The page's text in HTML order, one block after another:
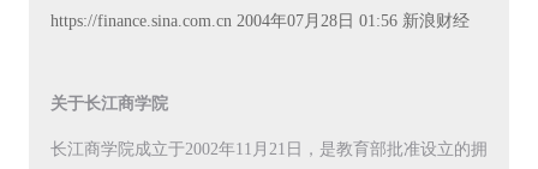
https://finance.sina.com.cn 2004年07月28日 01:56 新浪财经
关于长江商学院
长江商学院成立于2002年11月21日，是教育部批准设立的拥